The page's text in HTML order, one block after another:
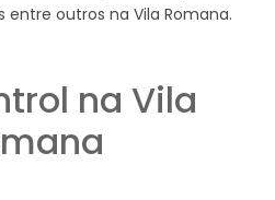
outros na Vila Romana.
na Vila